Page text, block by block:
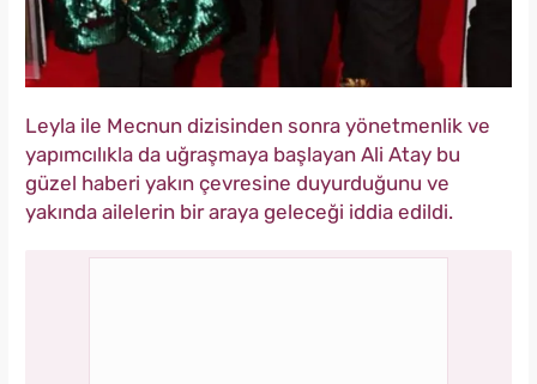
Leyla ile Mecnun dizisinden sonra yönetmenlik ve
yapımcılıkla da uğraşmaya başlayan Ali Atay bu
güzel haberi yakın çevresine duyurduğunu ve
yakında ailelerin bir araya geleceği iddia edildi.